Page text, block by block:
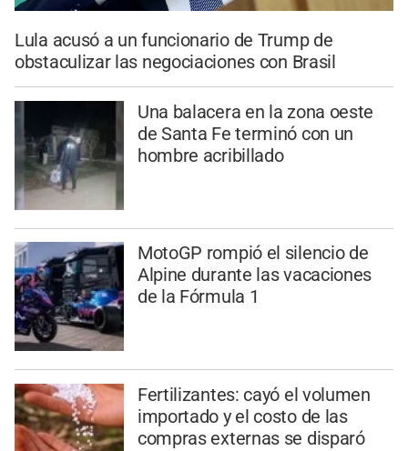
Lula acusó a un funcionario de Trump de
obstaculizar las negociaciones con Brasil
Una balacera en la zona oeste
de Santa Fe terminó con un
hombre acribillado
MotoGP rompió el silencio de
Alpine durante las vacaciones
de la Fórmula 1
Fertilizantes: cayó el volumen
importado y el costo de las
compras externas se disparó